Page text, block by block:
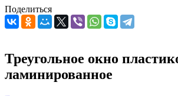
Поделиться
Треугольное окно
ламинированное